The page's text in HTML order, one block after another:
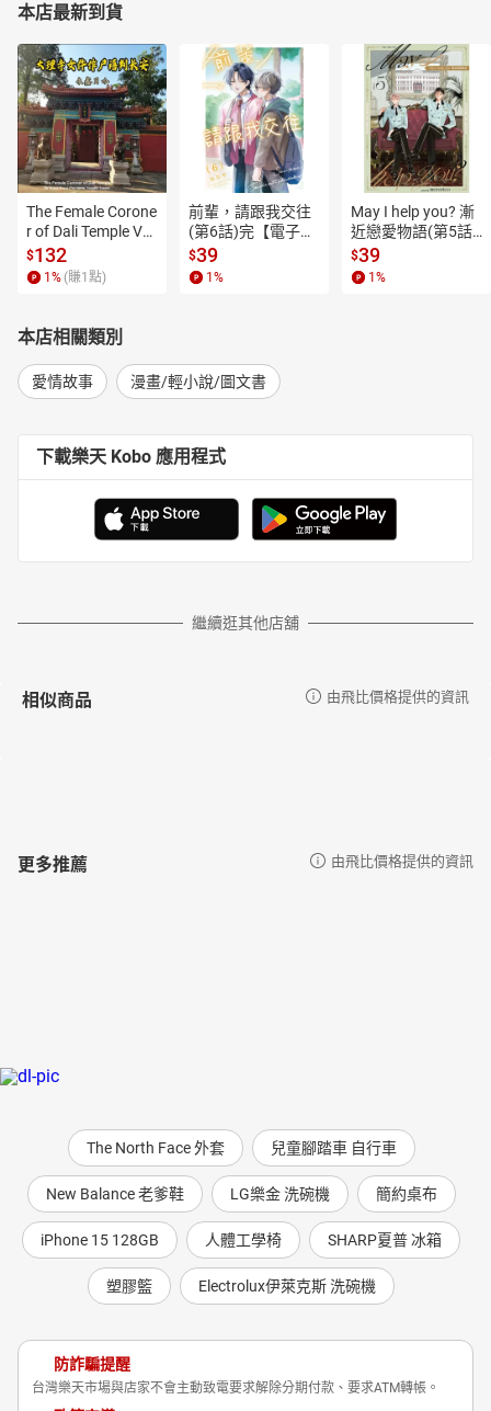
本店最新到貨
The Female Corone
r of Dali Temple Vo
l.6【有聲書】
$132
1 % (賺1 點)
前輩，請跟我交往
(第6話)完【電子
書】
$39
1 %
May I help you? 漸
近戀愛物語(第5話)
【電子書】
$39
1 %
本店相關類別
愛情故事 漫畫/輕小說/圖文書
下載樂天 Kobo 應用程式
繼續逛其他店舖
相似商品 由飛比價格提供的資訊
更多推薦 由飛比價格提供的資訊
The North Face 外套 兒童腳踏車 自行車
New Balance 老爹鞋 LG樂金 洗碗機 簡約桌布
iPhone 15 128GB 人體工學椅 SHARP夏普 冰箱
塑膠籃 Electrolux伊萊克斯 洗碗機
防詐騙提醒
台灣樂天市場與店家不會主動致電要求解除分期付款、要求ATM轉帳。